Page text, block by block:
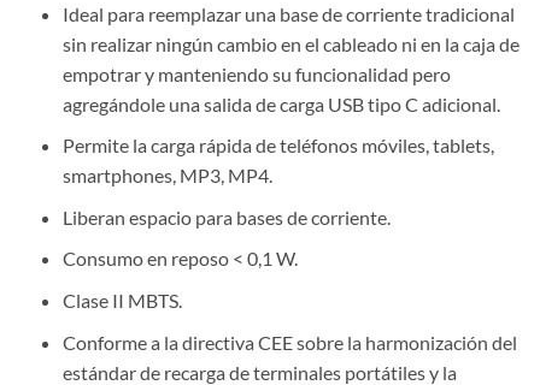
Ideal para reemplazar una base de corriente tradicional
sin realizar ningún cambio en el cableado ni en la caja de
empotrar y manteniendo su funcionalidad pero
agregándole una salida de carga USB tipo C adicional.
Permite la carga rápida de teléfonos móviles, tablets,
smartphones, MP3, MP4.
Liberan espacio para bases de corriente.
Consumo en reposo < 0,1 W.
Clase II MBTS.
Conforme a la directiva CEE sobre la harmonización del
estándar de recarga de terminales portátiles y la